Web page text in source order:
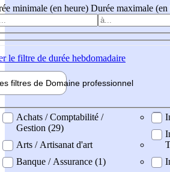
minimale (en heure) Durée maximale (en
le filtre de durée hebdomadaire
filtres de Domaine professionnel
professionel
Achats / Comptabilité /
Gestion (29)
Arts / Artisanat d'art
Banque / Assurance (1)